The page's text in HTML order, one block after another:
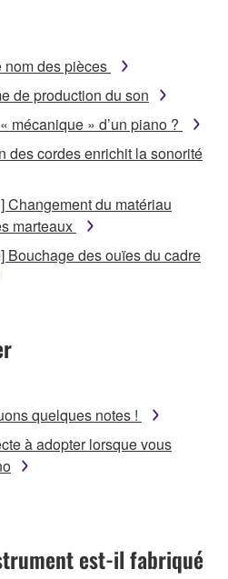
des pièces
de production du son
mécanique » d’un piano ?
des cordes enrichit la sonorité
Changement du matériau
marteaux
Bouchage des ouïes du cadre
quelques notes !
à adopter lorsque vous
est-il fabriqué